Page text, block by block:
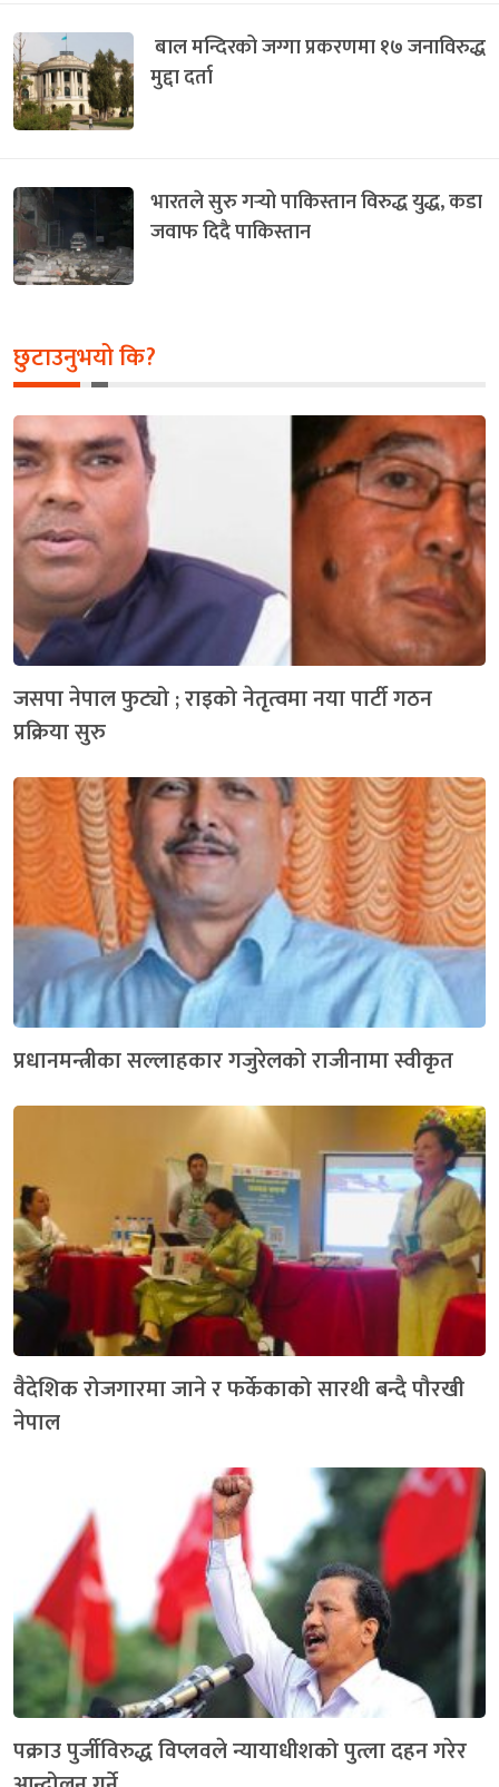
बाल मन्दिरको जग्गा प्रकरणमा १७ जनाविरुद्ध
मुद्दा दर्ता
भारतले सुरु गर्‍यो पाकिस्तान विरुद्ध युद्ध, कडा
जवाफ दिदै पाकिस्तान
छुटाउनुभयो कि?
जसपा नेपाल फुट्यो ; राइको नेतृत्वमा नया पार्टी गठन
प्रक्रिया सुरु
प्रधानमन्त्रीका सल्लाहकार गजुरेलको राजीनामा स्वीकृत
वैदेशिक रोजगारमा जाने र फर्केकाको सारथी बन्दै पौरखी
नेपाल
पक्राउ पुर्जीविरुद्ध विप्लवले न्यायाधीशको पुत्ला दहन गरेर